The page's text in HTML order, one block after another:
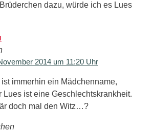
dazu, würde ich es Lues
2014 um 11:20 Uhr
immerhin ein Mädchenname,
Lues ist eine Geschlechtskrankheit.
doch mal den Witz…?